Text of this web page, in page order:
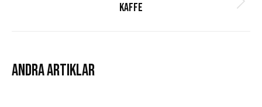
Nästa
Kaffe
ANDRA ARTIKLAR